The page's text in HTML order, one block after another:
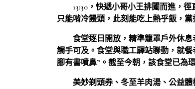
13:30，快遞小哥小王排闥而進，
只能啃冷饅頭，此刻能吃上熱乎飯，
食堂逐日開放，精準籠罩戶外休
觸手可及。食堂與職工驛站聯動，就
腳有書噴鼻”。截至今朝，該食堂已為
美妙剃頭券、冬至羊肉湯、公益